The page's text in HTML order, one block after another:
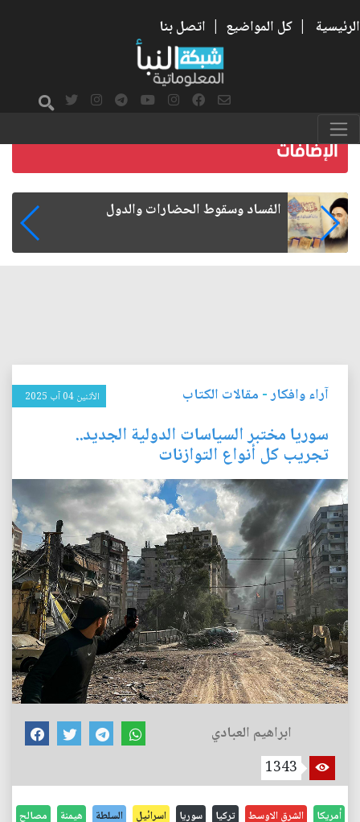
الرئيسية | كل المواضيع | اتصل بنا
رواتب الموظفين على صفيح ساخن
آراء وافكار- مقالات الكتاب الأثنين 04 آب 2025
سوريا مختبر السياسات الدولية الجديد..
تجريب كل أنواع التوازنات
ابراهيم العبادي
1343
أمريكا الشرق الاوسط تركيا سوريا اسرائيل السلطة هيمنة مصالح